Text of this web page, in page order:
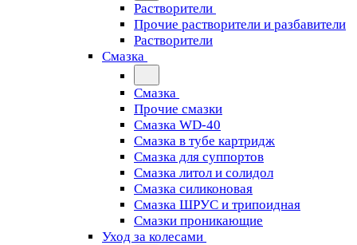
Растворители
Прочие растворители и разбавители
Растворители
Смазка
Смазка
Прочие смазки
Смазка WD-40
Смазка в тубе картридж
Смазка для суппортов
Смазка литол и солидол
Смазка силиконовая
Смазка ШРУС и трипоидная
Смазки проникающие
Уход за колесами